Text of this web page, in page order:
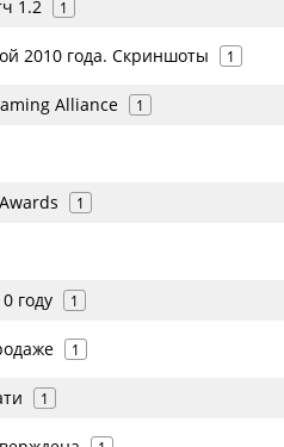
1.2 1
2010 года. Скриншоты 1
Alliance 1
1
году 1
1
1